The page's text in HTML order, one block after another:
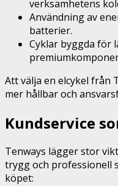
verksamhetens
Användning av
batterier.
Cyklar byggda för
Att välja en elcykel från
mer hållbar och
Kundservice
Tenways lägger stor
trygg och professionell
köpet: